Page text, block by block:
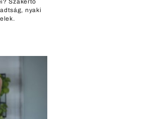
Szakértő
nyaki